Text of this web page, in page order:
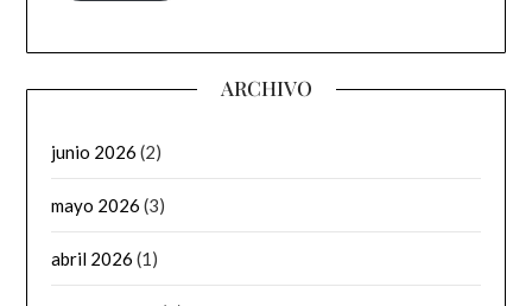
ARCHIVO
junio 2026 (2)
mayo 2026 (3)
abril 2026 (1)